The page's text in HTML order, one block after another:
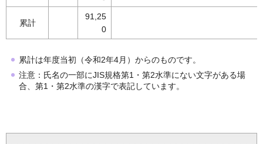
累計
91,25
0
累計は年度当初（令和2年4月）からのものです。
注意：氏名の一部にJIS規格第1・第2水準にない文字がある場
合、第1・第2水準の漢字で表記しています。